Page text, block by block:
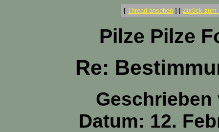
[ Thread ansehen ] [ Zurück zum
Pilze Pilze
Re:
Datum: 12.